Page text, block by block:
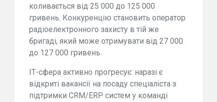
коливається від 25 000 до 125 000
гривень. Конкуренцію становить оператор
радіоелектронного захисту в тій же
бригаді, який може отримувати від 27 000
до 127 000 гривень.
ІТ-сфера активно прогресує: наразі є
відкриті вакансії на посаду спеціаліста з
підтримки CRM/ERP систем у команді